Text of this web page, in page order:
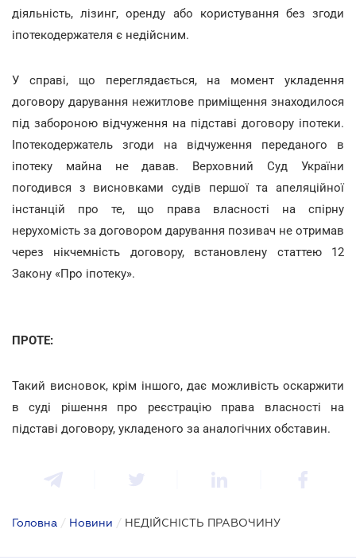
діяльність, лізинг, оренду або користування без згоди
іпотекодержателя є недійсним.
У справі, що переглядається, на момент укладення
договору дарування нежитлове приміщення знаходилося
під забороною відчуження на підставі договору іпотеки.
Іпотекодержатель згоди на відчуження переданого в
іпотеку майна не давав. Верховний Суд України
погодився з висновками судів першої та апеляційної
інстанцій про те, що права власності на спірну
нерухомість за договором дарування позивач не отримав
через нікчемність договору, встановлену статтею 12
Закону «Про іпотеку».
ПРОТЕ:
Такий висновок, крім іншого, дає можливість оскаржити
в суді рішення про реєстрацію права власності на
підставі договору, укладеного за аналогічних обставин.
Головна / Новини / НЕДІЙСНІСТЬ ПРАВОЧИНУ